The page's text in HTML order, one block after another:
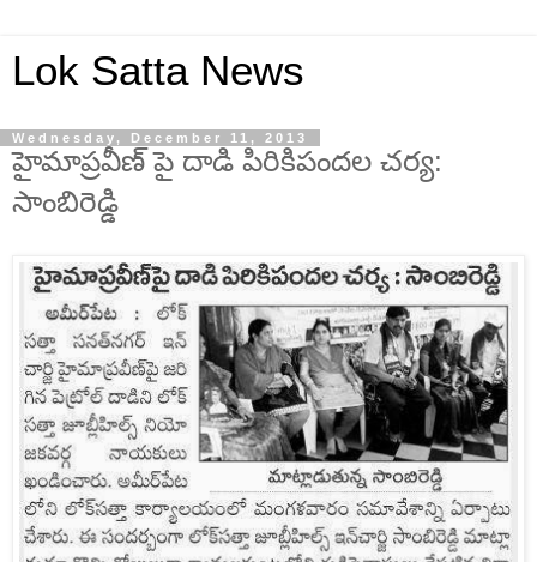
Lok Satta News
Wednesday, December 11, 2013
హైమాప్రవీణ్ పై దాడి పిరికిపందల చర్య:
సాంబిరెడ్డి